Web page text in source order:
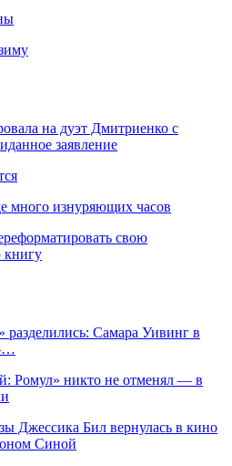
на дуэт Дмитриенко с
заявление
много изнуряющих часов
свою
книгу
Самара Уивинг в
Ромул» никто не отменял — в
Джессика Бил вернулась в кино
Синой